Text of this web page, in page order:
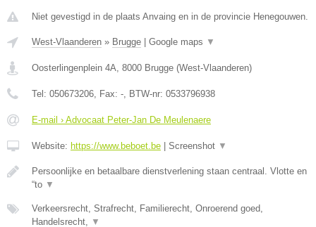
Niet gevestigd in de plaats Anvaing en in de provincie Henegouwen.
West-Vlaanderen » Brugge Google maps ▼
Oosterlingenplein 4A 8000 Brugge (West-Vlaanderen)
Tel: 050673206 , Fax: - , BTW-nr: 0533796938
E-mail › Advocaat Peter-Jan De Meulenaere
Website: https://www.beboet.be Screenshot ▼
Persoonlijke en betaalbare dienstverlening staan centraal. Vlotte en
“to ▼
Verkeersrecht, Strafrecht, Familierecht, Onroerend goed,
Handelsrecht,
▼